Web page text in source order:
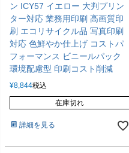
ン ICY57 イエロー 大判プリン
ター対応 業務用印刷 高画質印
刷 エコリサイクル品 写真印刷
対応 色鮮やか仕上げ コストパ
フォーマンス ビニールパック
環境配慮型 印刷コスト削減
¥8,844税込
在庫切れ
詳細を見る